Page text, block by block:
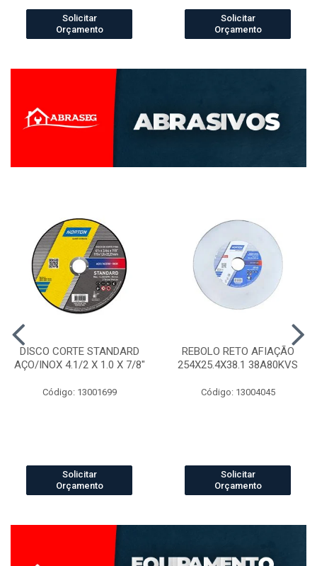
Solicitar
Orçamento
Solicitar
Orçamento
DISCO CORTE STANDARD
AÇO/INOX 4.1/2 X 1.0 X 7/8"
Código: 13001699
Solicitar
Orçamento
REBOLO RETO AFIAÇÃO
254X25.4X38.1 38A80KVS
Código: 13004045
Solicitar
Orçamento